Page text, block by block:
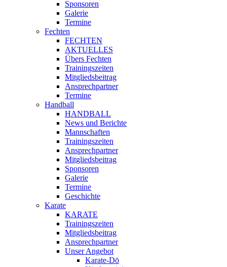
Sponsoren
Galerie
Termine
Fechten
FECHTEN
AKTUELLES
Übers Fechten
Trainingszeiten
Mitgliedsbeitrag
Ansprechpartner
Termine
Handball
HANDBALL
News und Berichte
Mannschaften
Trainingszeiten
Ansprechpartner
Mitgliedsbeitrag
Sponsoren
Galerie
Termine
Geschichte
Karate
KARATE
Trainingszeiten
Mitgliedsbeitrag
Ansprechpartner
Unser Angebot
Karate-Dō